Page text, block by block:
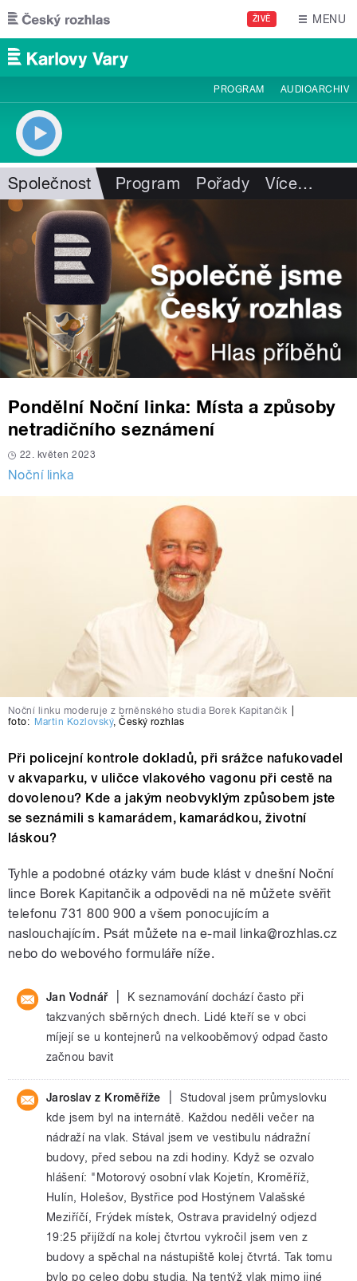
Přejít k hlavnímu obsahu
ŽIVĚ MENU
PROGRAM AUDIOARCHIV
Společnost Program Pořady Více…
Pondělní Noční linka: Místa a způsoby
netradičního seznámení
22. květen 2023
Noční linka
Noční linku moderuje z brněnského studia Borek Kapitančik
foto: Martin Kozlovský,Český rozhlas
Při policejní kontrole dokladů, při srážce nafukovadel
v akvaparku, v uličce vlakového vagonu při cestě na
dovolenou? Kde a jakým neobvyklým způsobem jste
se seznámili s kamarádem, kamarádkou, životní
láskou?
Tyhle a podobné otázky vám bude klást v dnešní Noční
lince Borek Kapitančik a odpovědi na ně můžete svěřit
telefonu 731 800 900 a všem ponocujícím a
naslouchajícím. Psát můžete na e-mail linka@rozhlas.cz
nebo do webového formuláře níže.
Jan Vodnář
K seznamování dochází často při
takzvaných sběrných dnech. Lidé kteří se v obci
míjejí se u kontejnerů na velkooběmový odpad často
začnou bavit
Jaroslav z Kroměříže
Studoval jsem průmyslovku
kde jsem byl na internátě. Každou neděli večer na
nádraží na vlak. Stával jsem ve vestibulu nádražní
budovy, před sebou na zdi hodiny. Když se ozvalo
hlášení: "Motorový osobní vlak Kojetín, Kroměříž,
Hulín, Holešov, Bystřice pod Hostýnem Valašské
Meziříčí, Frýdek místek, Ostrava pravidelný odjezd
19:25 přijíždí na kolej čtvrtou vykročil jsem ven z
budovy a spěchal na nástupiště kolej čtvrtá. Tak tomu
bylo po celeo dobu studia. Na tentýž vlak mimo jiné